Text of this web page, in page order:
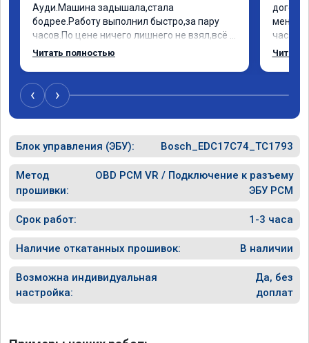
Ауди.Машина задышала,стала
бодрее.Работу выполнил быстро,за пару
часов.По цене ничего лишнего не взял,всё
как договаривались заранее.После работы
случае поломки авто.Однозначно
рекомендую Алексея как грамотного
специалиста!
Читать полностью
меня
час
Арман
Читать
‹ ›
Блок управления (ЭБУ): Bosch_EDC17C74_TC1793
Метод
прошивки:
OBD PCM VR / Подключение к разъему
ЭБУ PCM
Срок работ: 1-3 часа
Наличие откатанных прошивок: В наличии
Возможна индивидуальная
настройка:
Да, без
доплат